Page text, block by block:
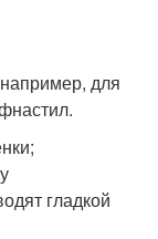
для
гладкой